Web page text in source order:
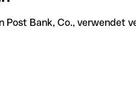
Post Bank, Co., verwendet